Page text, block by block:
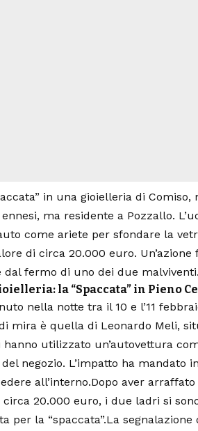
in una gioielleria di Comiso,
ma residente a Pozzallo.
come ariete per sfondare la
di circa 20.000 euro.
dal fermo di uno dei due malviventi.
la “Spaccata” in Pieno
nella notte tra il 10 e l’11
mira è quella di Leonardo Meli,
hanno utilizzato un’autovettura
negozio. L’impatto ha mandato
all’interno.Dopo aver
20.000 euro, i due ladri si
per la “spaccata”.La